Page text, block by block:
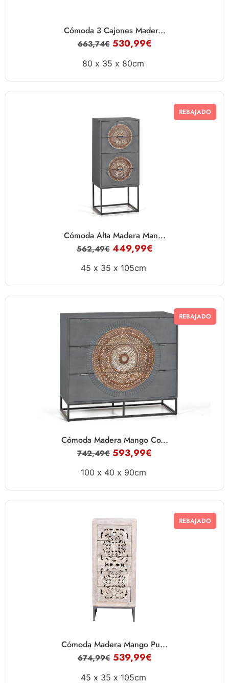
Cómoda 3 Cajones Mader...
663,74€ 530,99€
80 x 35 x 80cm
REBAJADO
Cómoda Alta Madera Man...
562,49€ 449,99€
45 x 35 x 105cm
REBAJADO
Cómoda Madera Mango Co...
742,49€ 593,99€
100 x 40 x 90cm
REBAJADO
Cómoda Madera Mango Pu...
674,99€ 539,99€
45 x 35 x 105cm